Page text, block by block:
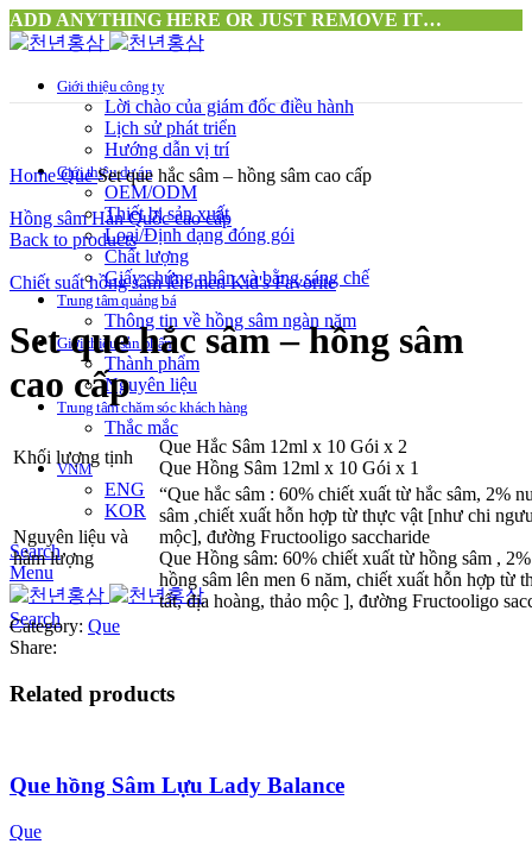
ADD ANYTHING HERE OR JUST REMOVE IT…
Giới thiệu công ty
Lời chào của giám đốc điều hành
Lịch sử phát triển
Hướng dẫn vị trí
Giới thiệu dự án
OEM/ODM
Thiết bị sản xuất
Loại/Định dạng đóng gói
Chất lượng
Giấy chứng nhận và bằng sáng chế
Trung tâm quảng bá
Thông tin về hồng sâm ngàn năm
Giới thiệu sản phẩm
Thành phẩm
Nguyên liệu
Trung tâm chăm sóc khách hàng
Thắc mắc
VNM
ENG
KOR
Search
Menu
Search
Click to enlarge
HomeQueSet que hắc sâm – hồng sâm cao cấp
Hồng sâm Hàn Quốc cao cấp
Back to products
Chiết suất hồng sâm lên men Kid's Favorite
Set que hắc sâm – hồng sâm
cao cấp
Khối lượng tịnh
Que Hắc Sâm 12ml x 10 Gói x 2
Que Hồng Sâm 12ml x 10 Gói x 1
Nguyên liệu và
hàm lượng
“Que hắc sâm : 60% chiết xuất từ hắc sâm, 2%
sâm ,chiết xuất hỗn hợp từ thực vật [như chi
mộc], đường Fructooligo saccharide
Que Hồng sâm: 60% chiết xuất từ hồng sâm ,
hồng sâm lên men 6 năm, chiết xuất hỗn hợp từ
tất, địa hoàng, thảo mộc ], đường Fructooligo
Category: Que
Share:
Related products
Que hồng Sâm Lựu Lady Balance
Que